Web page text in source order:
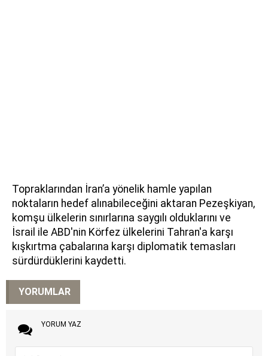
Topraklarından İran’a yönelik hamle yapılan
noktaların hedef alınabileceğini aktaran Pezeşkiyan,
komşu ülkelerin sınırlarına saygılı olduklarını ve
İsrail ile ABD'nin Körfez ülkelerini Tahran'a karşı
kışkırtma çabalarına karşı diplomatik temasları
sürdürdüklerini kaydetti.
YORUMLAR
YORUM YAZ